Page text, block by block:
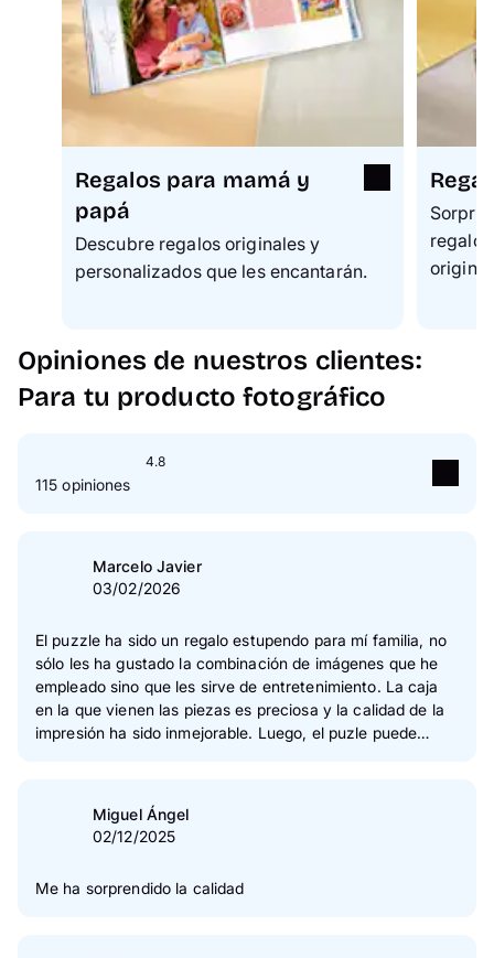
Regalos para mamá y
papá
Descubre regalos originales y
personalizados que les encantarán.
regalo
Opiniones de nuestros clientes:
Para tu producto fotográfico
4.8
115 opiniones
Estrella(s)
Estrella(s)
2
Estrella(s)
1 Estrella(s) 1 %
Verificación de las opiniones
Marcelo Javier
03/02/2026
El puzzle ha sido un regalo estupendo para mí familia, no
sólo les ha gustado la combinación de imágenes que he
empleado sino que les sirve de entretenimiento. La caja
en la que vienen las piezas es preciosa y la calidad de la
impresión ha sido inmejorable. Luego, el puzle puede
casa. Enhorabuena a Pixum, una vez más, por vuestro
excelente servicio.
Miguel Ángel
02/12/2025
Me ha sorprendido la calidad